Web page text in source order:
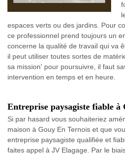
espaces verts ou des jardins. Pour
ce professionnel prend toujours un
concerne la qualité de travail qui va
il peut utiliser toutes sortes de
sa mission' pour poursuivre, il faut
intervention en temps et en heure.
Entreprise paysagiste fiable à
Si par hasard vous souhaiteriez
maison à Gouy En Ternois et que
entreprise paysagiste qualifiée et
faites appel à JV Elagage. Par le